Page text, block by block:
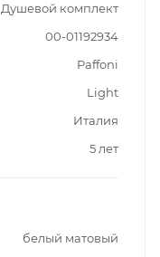
Душевой комплект
00-01192934
Paffoni
Light
Италия
5 лет
белый матовый